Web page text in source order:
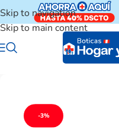
Skip to navigation
Skip to main content
-3%